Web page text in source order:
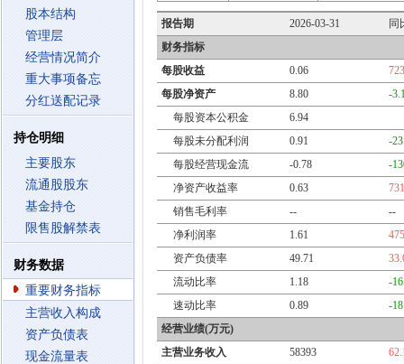
股本结构
管理层
经营情况简介
重大事项备忘
分红送配记录
持仓明细
主要股东
流通股股东
基金持仓
限售股解禁表
财务数据
重要财务指标
主营收入构成
资产负债表
现金流量表
报告期 2026-03-31
同
财务指标
每股收益
0.06
每股净资产
8.80
-
每股资本公积金
6.94
每股未分配利润
0.91
-
每股经营现金流
-0.78
-
净资产收益率
0.63
销售毛利率
--
--
净利润率
1.61
资产负债率
49.71
流动比率
1.18
-
速动比率
0.89
-
经营业绩(万元)
主营业务收入
58393